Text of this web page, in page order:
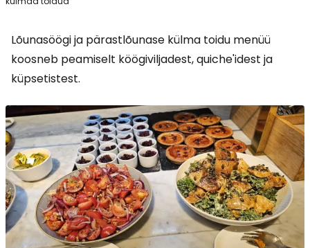
Lõunasöögi ja pärastlõunase külma toidu menüü
koosneb peamiselt köögiviljadest, quiche'idest ja
küpsetistest.